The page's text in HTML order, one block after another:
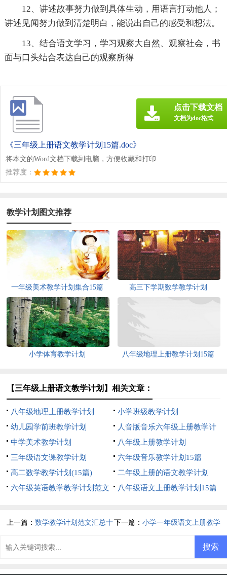
12、讲述故事努力做到具体生动，用语言打动他人；
讲述见闻努力做到清楚明白，能说出自己的感受和想法。
13、结合语文学习，学习观察大自然、观察社会，书
面与口头结合表达自己的观察所得
《三年级上册语文教学计划15篇.doc》
将本文的Word文档下载到电脑，方便收藏和打印
推荐度：
点击下载文档
文档为doc格式
教学计划图文推荐
一年级美术教学计划集合15篇 高三下学期数学教学计划
小学体育教学计划 八年级地理上册教学计划15篇
【三年级上册语文教学计划】相关文章：
八年级地理上册教学计划
小学班级教学计划
幼儿园学前班教学计划
人音版音乐六年级上册教学计
划
中学美术教学计划
八年级上册教学计划
三年级语文课教学计划
六年级音乐教学计划15篇
高二数学教学计划(15篇)
二年级上册的语文教学计划
六年级英语教学教学计划范文
八年级语文上册教学计划15篇
上一篇：数学教学计划范文汇总十下一篇： 小学一年级语文上册教学